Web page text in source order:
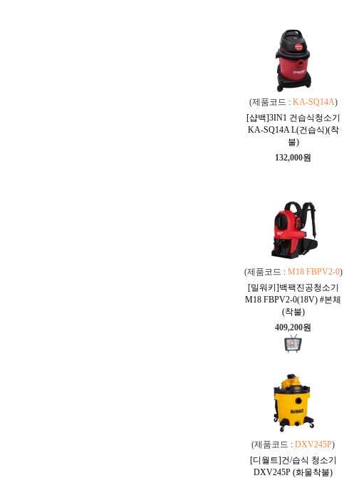
(제품코드 : KA-SQ14A)
[샵백]3IN1 건습식청소기
KA-SQ14A L(건습식)(착
불)
132,000원
(제품코드 : M18 FBPV2-0)
[밀워키]백팩진공청소기
M18 FBPV2-0(18V) #본체
(착불)
409,200원
(제품코드 : DXV245P)
[디월트]건/습식 청소기
DXV245P (화물착불)